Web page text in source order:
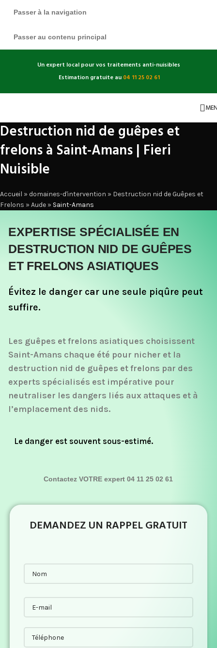
Passer à la navigation
Passer au contenu principal
Un expert local pour vos traitements anti-nuisibles
Estimation gratuite au 04 11 25 02 61
Destruction nid de guêpes et
frelons à Saint-Amans | Fieri
Nuisible
Accueil » domaines-d'intervention » Destruction nid de Guêpes et
Frelons » Aude » Saint-Amans
EXPERTISE SPÉCIALISÉE EN
DESTRUCTION NID DE GUÊPES
ET FRELONS ASIATIQUES
Évitez le danger car une seule piqûre peut
suffire.
Les guêpes et frelons asiatiques choisissent
Saint-Amans chaque été pour nicher et la
destruction nid de guêpes et frelons par des
experts spécialisés est impérative pour
neutraliser les dangers liés aux attaques et à
l’emplacement des nids.
Le danger est souvent sous-estimé.
Contactez VOTRE expert 04 11 25 02 61
DEMANDEZ UN RAPPEL GRATUIT